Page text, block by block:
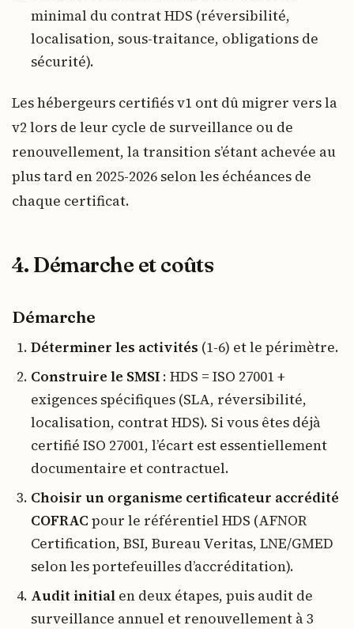
minimal du contrat HDS (réversibilité,
localisation, sous-traitance, obligations de
sécurité).
Les hébergeurs certifiés v1 ont dû migrer vers la
v2 lors de leur cycle de surveillance ou de
renouvellement, la transition s’étant achevée au
plus tard en 2025-2026 selon les échéances de
chaque certificat.
4. Démarche et coûts
Démarche
Déterminer les activités (1-6) et le périmètre.
Construire le SMSI : HDS = ISO 27001 +
exigences spécifiques (SLA, réversibilité,
localisation, contrat HDS). Si vous êtes déjà
certifié ISO 27001, l’écart est essentiellement
documentaire et contractuel.
Choisir un organisme certificateur accrédité
COFRAC pour le référentiel HDS (AFNOR
Certification, BSI, Bureau Veritas, LNE/GMED
selon les portefeuilles d’accréditation).
Audit initial en deux étapes, puis audit de
surveillance annuel et renouvellement à 3